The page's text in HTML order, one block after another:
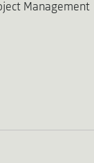
Management